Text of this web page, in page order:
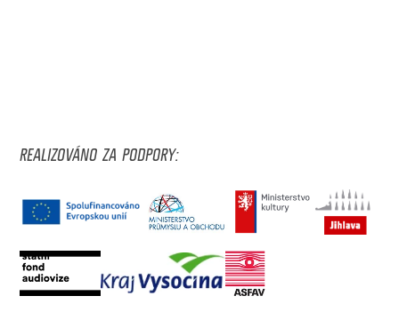
REALIZOVÁNO ZA PODPORY: